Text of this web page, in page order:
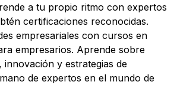
a tu propio ritmo con expertos
certificaciones reconocidas.
empresariales con cursos en
empresarios. Aprende sobre
innovación y estrategias de
de expertos en el mundo de